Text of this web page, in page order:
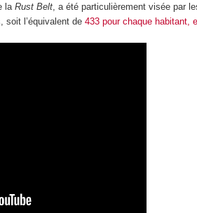
laRust Belt, a été particulièrement visée par
soit l’équivalent de433 pour chaque habitant,